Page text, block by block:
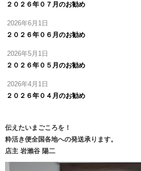
２０２６年０７月のお勧め
2026年6月1日
２０２６年０６月のお勧め
2026年5月1日
２０２６年０５月のお勧め
2026年4月1日
２０２６年０４月のお勧め
伝えたいまごころを！
粋活き便全国各地への発送承ります。
店主 岩瀨谷 陽二